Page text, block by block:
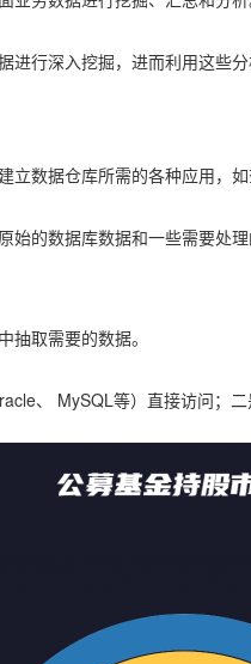
行深入挖掘，进而利用这些分
数据仓库所需的各种应用，如
始的数据库数据和一些需要处
抽取需要的数据。
、 MySQL等）直接访问；